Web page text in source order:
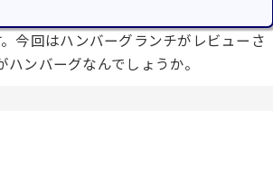
今回はハンバーグランチがレビューさ
ンバーグなんでしょうか。